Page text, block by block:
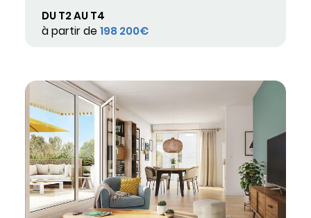
DU T2 AU T4
à partir de 198 200€